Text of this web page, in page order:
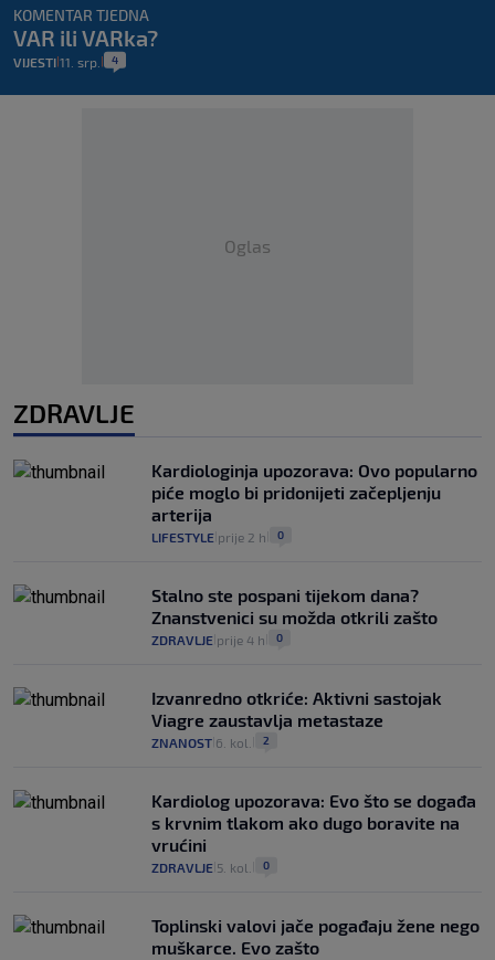
KOMENTAR TJEDNA
VAR ili VARka?
VIJESTI 11. srp. 4
Oglas
ZDRAVLJE
Kardiologinja upozorava: Ovo popularno
piće moglo bi pridonijeti začepljenju
arterija
LIFESTYLE prije 2 h 0
Stalno ste pospani tijekom dana?
Znanstvenici su možda otkrili zašto
ZDRAVLJE prije 4 h 0
Izvanredno otkriće: Aktivni sastojak
Viagre zaustavlja metastaze
ZNANOST 6. kol. 2
Kardiolog upozorava: Evo što se događa
s krvnim tlakom ako dugo boravite na
vrućini
ZDRAVLJE 5. kol. 0
Toplinski valovi jače pogađaju žene nego
muškarce. Evo zašto